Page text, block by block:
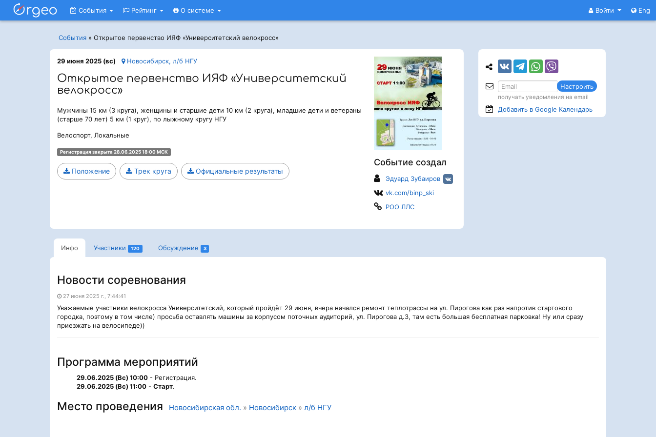
Войти Eng
События Рейтинг О системе
События » Открытое первенство ИЯФ «Университетский велокросс»
Событие создал
Эдуард Зубаиров
vk.com/binp_ski
РОО ЛЛС
29 июня 2025 (вс) Новосибирск, л/б НГУ
Открытое первенство ИЯФ «Университетский
велокросс»
Мужчины 15 км (3 круга), женщины и старшие дети 10 км (2 круга), младшие дети и ветераны
(старше 70 лет) 5 км (1 круг), по лыжному кругу НГУ
Велоспорт, Локальные
Регистрация закрыта 28.06.2025 18:00 МСК
Положение Трек круга Официальные результаты
Инфо Участники 120 Обсуждение 3
Новости соревнования
27 июня 2025 г., 7:44:41
Уважаемые участники велокросса Университетский, который пройдёт 29 июня, вчера начался ремонт теплотрассы на ул. Пирогова как раз напротив стартового
городка, поэтому в том числе) просьба оставлять машины за корпусом поточных аудиторий, ул. Пирогова д.3, там есть большая бесплатная парковка! Ну или сразу
приезжать на велосипеде))
Программа мероприятий
29.06.2025 (Вс) 10:00 - Регистрация.
29.06.2025 (Вс) 11:00 - Старт.
Место проведения Новосибирская обл. » Новосибирск » л/б НГУ
Настроить
получать уведомления на email
Добавить в Google Календарь